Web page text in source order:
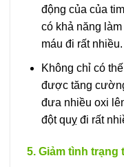
động của của
có khả năng
máu đi rất nhiều.
Không chỉ có
được tăng
đưa nhiều oxi
đột quỵ đi rất
5. Giảm tình trạng